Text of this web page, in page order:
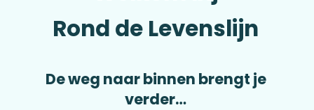
Rond de Levenslijn
De weg naar binnen brengt je
verder…